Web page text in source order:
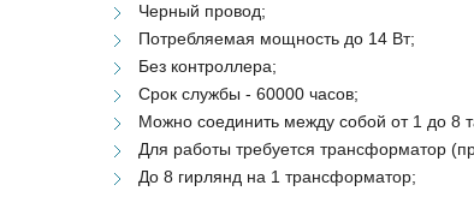
Черный провод;
Потребляемая мощность до 14 Вт;
Без контроллера;
Срок службы - 60000 часов;
Можно соединить между собой от 1 до 8
Для работы требуется трансформатор
До 8 гирлянд на 1 трансформатор;